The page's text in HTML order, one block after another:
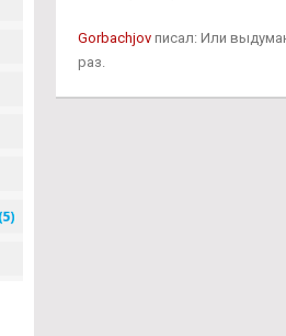
Gorbachjovписал: Или
раз.